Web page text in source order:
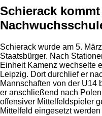
Schierack
Schierack wurde am 5.
Staatsbürger. Nach
Einheit Kamenz wechselte
Leipzig. Dort durchlief er
Mannschaften von der U14
er anschließend nach
offensiver Mittelfeldspieler
Mittelfeld eingesetzt werden